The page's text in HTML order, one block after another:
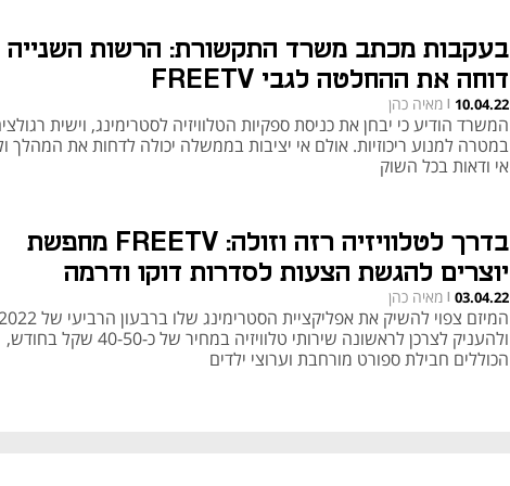
בעקבות מכתב משרד התקשורת: הרשות השנייה
דוחה את ההחלטה לגבי FREETV
10.04.22
| מאיה כהן
המשרד הודיע כי יבחן את כניסת ספקיות הטלוויזיה לסטרימינג, וישית
במטרה למנוע ריכוזיות. אולם אי יציבות בממשלה יכולה לדחות את המהלך
אי ודאות בכל השוק
בדרך לטלוויזיה רזה וזולה: FREETV מחפשת
יוצרים להגשת הצעות לסדרות דוקו ודרמה
03.04.22
| מאיה כהן
ולהעניק לצרכן לראשונה שירותי טלוויזיה במחיר של כ-40-50 שקל בחודש,
הכוללים חבילת ספורט מורחבת וערוצי ילדים